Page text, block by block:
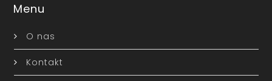
Menu
O nas
Kontakt